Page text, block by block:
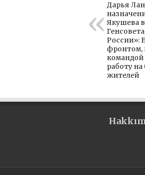
Дарья
Якушева
России»:
фронтом,
работу
жителей